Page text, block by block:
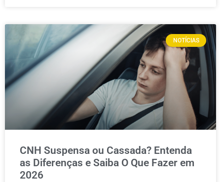
NOTÍCIAS
CNH Suspensa ou Cassada? Entenda
as Diferenças e Saiba O Que Fazer em
2026